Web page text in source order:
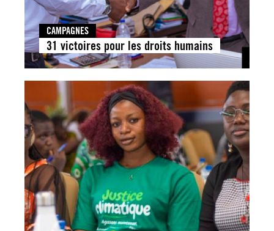
CAMPAGNES
31 victoires pour les droits humains